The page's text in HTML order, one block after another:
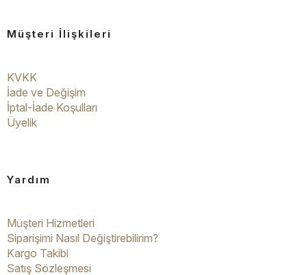
Müşteri İlişkileri
KVKK
İade ve Değişim
İptal-İade Koşulları
Üyelik
Yardım
Müşteri Hizmetleri
Siparişimi Nasıl Değiştirebilirim?
Kargo Takibi
Satış Sözleşmesi